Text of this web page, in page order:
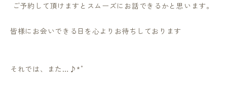
ご予約して頂けますとスムーズにお話できるかと思います。
皆様にお会いできる日を心よりお待ちしております
それでは、また…♪*゜